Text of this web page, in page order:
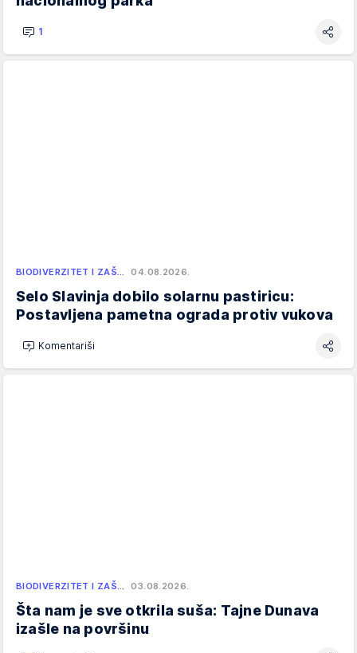
1
BIODIVERZITET I ZAŠ… 04.08.2026.
Selo Slavinja dobilo solarnu pastiricu:
Postavljena pametna ograda protiv vukova
Komentariši
BIODIVERZITET I ZAŠ… 03.08.2026.
Šta nam je sve otkrila suša: Tajne Dunava
izašle na površinu